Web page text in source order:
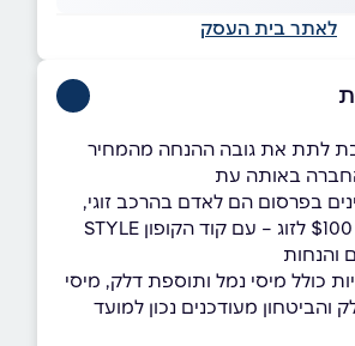
לאתר בית העסק
לתת את גובה ההנחה מהמחיר
באותה עת
בפרסום הם לאדם בהרכב זוגי,
והנחות
כולל מיסי נמל ותוספת דלק, מיסי
והביטחון מעודכנים נכון למועד